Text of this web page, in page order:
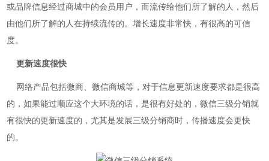
或品牌信息经过商城中的会员用户，而流传给他们所了解的人，然后
由他们所了解的人在持续流传的。增长速度非常快，有很高的可信
度。
更新速度很快
网络产品包括微商、微信商城等，对于信息更新速度要求都是很高
的，如果能过顺应这个大环境的话，是很有好处的，微信三级分销就
有很快的更新速度的，尤其是发展三级分销商时，传播速度会更快
的。